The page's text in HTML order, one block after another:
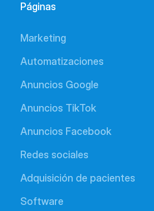
Páginas
Marketing
Automatizaciones
Anuncios Google
Anuncios TikTok
Anuncios Facebook
Redes sociales
Adquisición de pacientes
Software